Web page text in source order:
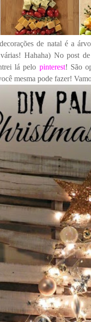
de natal é a
Hahaha) No post
lá pelo pinterest! São
mesma pode fazer!